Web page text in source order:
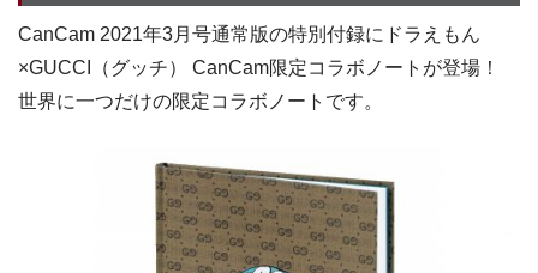
CanCam 2021年3月号通常版の特別付録にドラえもん
×GUCCI（グッチ） CanCam限定コラボノートが登場！
世界に一つだけの限定コラボノートです。